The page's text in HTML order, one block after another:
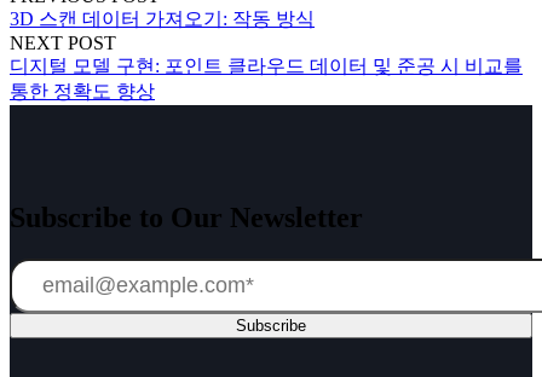
3D 스캔 데이터 가져오기: 작동 방식
NEXT POST
디지털 모델 구현: 포인트 클라우드 데이터 및 준공 시 비교를
통한 정확도 향상
Subscribe to Our Newsletter